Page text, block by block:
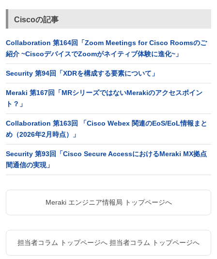
Ciscoの記事
Collaboration 第164回「Zoom Meetings for Cisco Roomsのご
紹介 ~CiscoデバイスでZoomがネイティブ体験に進化~」
Security 第94回「XDRを構成する要素について」
Meraki 第167回「MRシリーズではないMerakiのアクセスポイン
ト？」
Collaboration 第163回 「Cisco Webex 関連のEoS/EoL情報まと
め（2026年2月時点）」
Security 第93回「Cisco Secure AccessにおけるMeraki MX拠点
間通信の実現」
Meraki エンジニア情報局 トップページへ
担当者コラム トップページへ 担当者コラム トップページへ